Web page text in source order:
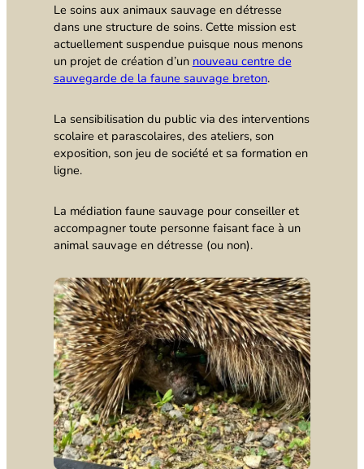
Le soins aux animaux sauvage en détresse
dans une structure de soins. Cette mission est
actuellement suspendue puisque nous menons
un projet de création d’un nouveau centre de
sauvegarde de la faune sauvage breton.
La sensibilisation du public via des interventions
scolaire et parascolaires, des ateliers, son
exposition, son jeu de société et sa formation en
ligne.
La médiation faune sauvage pour conseiller et
accompagner toute personne faisant face à un
animal sauvage en détresse (ou non).